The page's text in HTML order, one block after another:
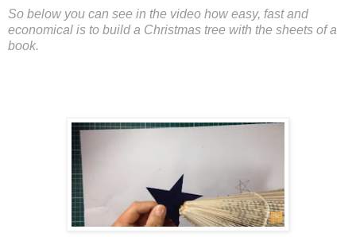
So below you can see in the video how easy, fast and
economical is to build a Christmas tree with the sheets of a
book.